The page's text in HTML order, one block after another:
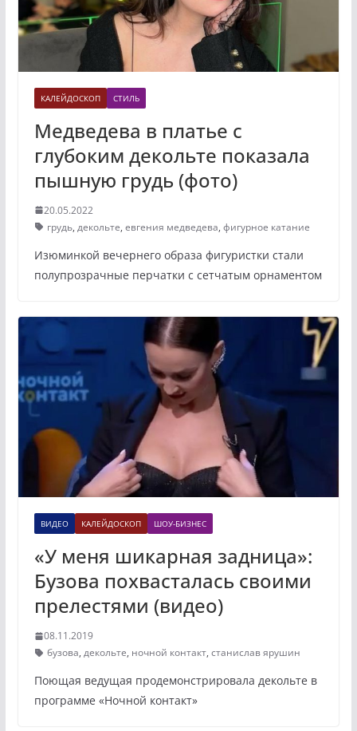
КАЛЕЙДОСКОП СТИЛЬ
Медведева в платье с
глубоким декольте показала
пышную грудь (фото)
20.05.2022
грудь, декольте, евгения медведева, фигурное катание
Изюминкой вечернего образа фигуристки стали
полупрозрачные перчатки с сетчатым орнаментом
ВИДЕО КАЛЕЙДОСКОП ШОУ-БИЗНЕС
«У меня шикарная задница»:
Бузова похвасталась своими
прелестями (видео)
08.11.2019
бузова, декольте, ночной контакт, станислав ярушин
Поющая ведущая продемонстрировала декольте в
программе «Ночной контакт»